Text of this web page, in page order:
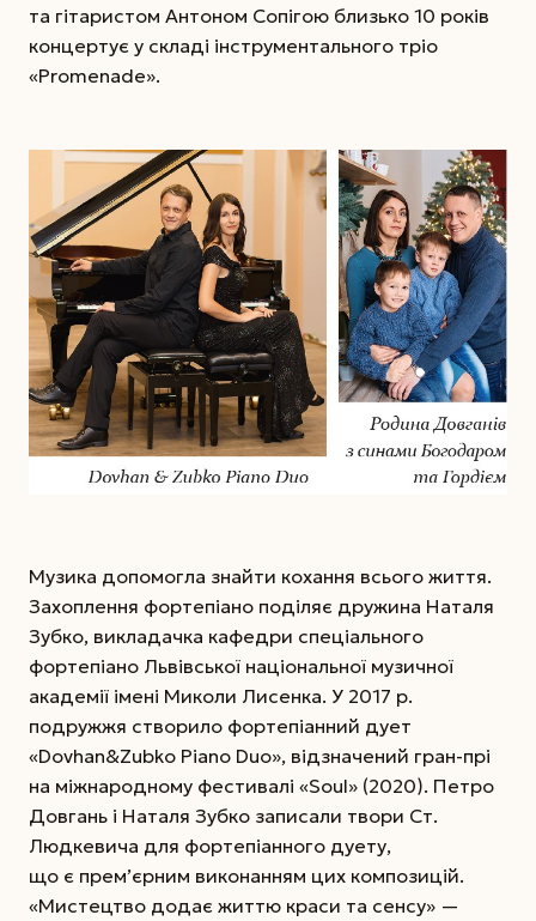
та гітаристом Антоном Сопігою близько 10 років
концертує у складі інструментального тріо
«Promenade».
Музика допомогла знайти кохання всього життя.
Захоплення фортепіано поділяє дружина Наталя
Зубко, викладачка кафедри спеціального
фортепіано Львівської національної музичної
академії імені Миколи Лисенка. У 2017 р.
подружжя створило фортепіанний дует
«Dovhan&Zubko Piano Duo», відзначений гран-прі
на міжнародному фестивалі «Soul» (2020). Петро
Довгань і Наталя Зубко записали твори Ст.
Людкевича для фортепіанного дуету,
що є прем’єрним виконанням цих композицій.
«Мистецтво додає життю краси та сенсу» —